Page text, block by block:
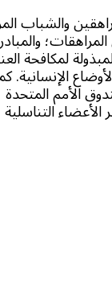
والشباب
لمكافحة
الإنسانية.
الأمم المتحدة
التناسلية